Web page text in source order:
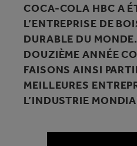
COCA-COLA HBC A
L’ENTREPRISE DE
DURABLE DU
DOUZIÈME ANNÉE
FAISONS AINSI
MEILLEURES
L’INDUSTRIE